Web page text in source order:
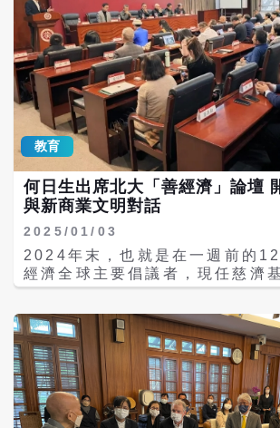
教育
何日生出席北大「善經濟」論壇 開啟人類命運
與新商業文明對話
2025/01/03
2024年末，也就是在一週前的
經濟全球主要倡議者，現任慈濟
長何日生先生，應邀出席了北京
業文明」跨界對話活動。活動由
王頌教授主持，中國文化書院院
生、中央電視臺白岩松先生、易
公益聯合創辦人余晨先生、北京
研究院楊壯教授、北京大學經濟
授應邀參與對話，北大師生和社